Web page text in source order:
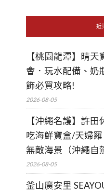
近
【桃園龍潭】晴
會．玩水配備、奶
飾必買攻略!
2026-08-05
【沖繩名護】許
吃海鮮寶盒/天婦
無敵海景（沖繩自
2026-08-05
釜山廣安里